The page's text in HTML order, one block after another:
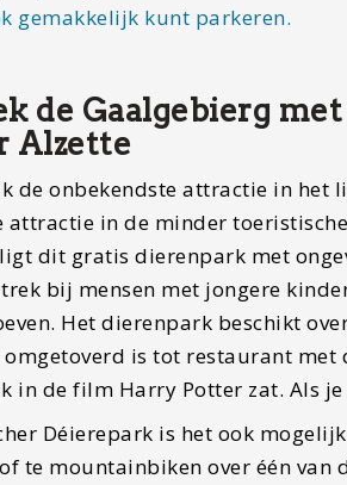
gemakkelijk kunt parkeren.
de Gaalgebierg
Alzette
de onbekendste attractie in het
attractie in de minder
dit gratis dierenpark met
bij mensen met jongere
Het dierenpark beschikt
is tot restaurant met
in de film Harry Potter zat. Als
Déierepark is het ook
te mountainbiken over één